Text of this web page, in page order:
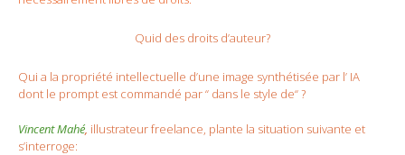
Quid des droits d’auteur?
Qui a la propriété intellectuelle d’une image synthétisée par l’ IA
dont le prompt est commandé par “ dans le style de“ ?
Vincent Mahé illustrateur freelance, plante la situation suivante et
s’interroge: